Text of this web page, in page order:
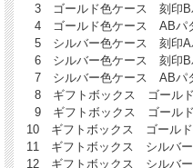
3 ゴールド色ケース 刻印B
4 ゴールド色ケース ABパ
5 シルバー色ケース 刻印A
6 シルバー色ケース 刻印B
7 シルバー色ケース ABパ
8 ギフトボックス ゴール
9 ギフトボックス ゴール
10 ギフトボックス ゴール
11 ギフトボックス シルバ
12 ギフトボックス シルバ